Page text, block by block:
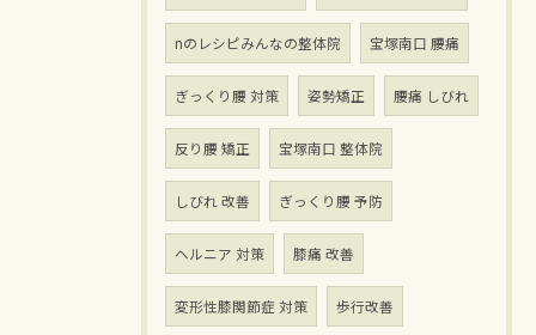
nのレシピみんなの整体院 宝塚南口 腰痛
ぎっくり腰 対策 姿勢矯正 腰痛 しびれ
反り腰 矯正 宝塚南口 整体院
しびれ 改善 ぎっくり腰 予防
ヘルニア 対策 膝痛 改善
変形性膝関節症 対策 歩行改善